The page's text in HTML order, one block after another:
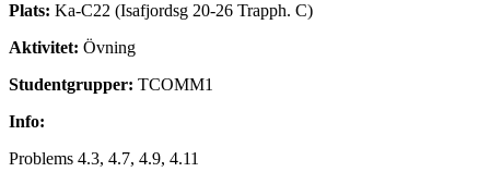
Plats: Ka-C22 (Isafjordsg 20-26 Trapph. C)
Aktivitet: Övning
Studentgrupper: TCOMM1
Info:
Problems 4.3, 4.7, 4.9, 4.11